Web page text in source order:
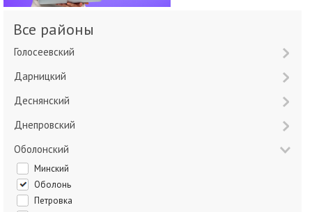
Все районы
Голосеевский
Дарницкий
Деснянский
Днепровский
Оболонский
Минский
Оболонь
Петровка